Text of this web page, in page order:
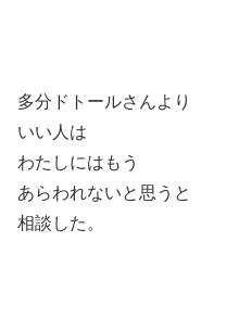
多分ドトールさんより
いい人は
わたしにはもう
あらわれないと思うと
相談した。